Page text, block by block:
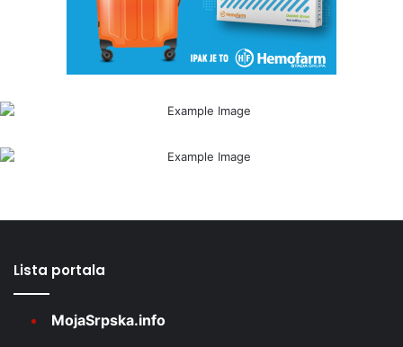
Lista portala
MojaSrpska.info